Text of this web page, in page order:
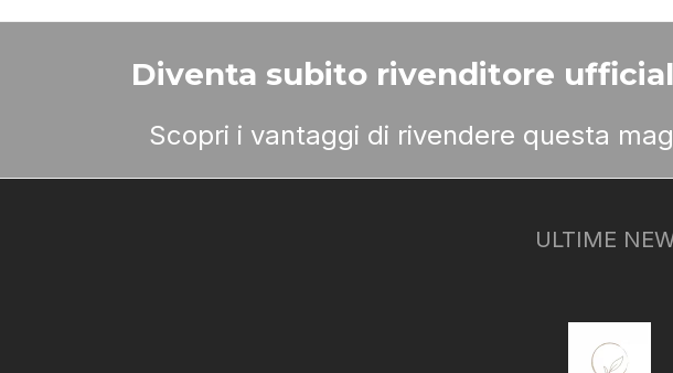
Diventa subito rivenditore
Scopri i vantaggi di rivendere questa
ULTIME